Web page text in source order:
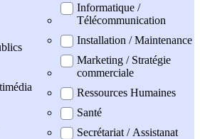
Informatique /
Télécommunication
Installation / Maintenance
Marketing / Stratégie
commerciale
Ressources Humaines
Santé
Secrétariat / Assistanat